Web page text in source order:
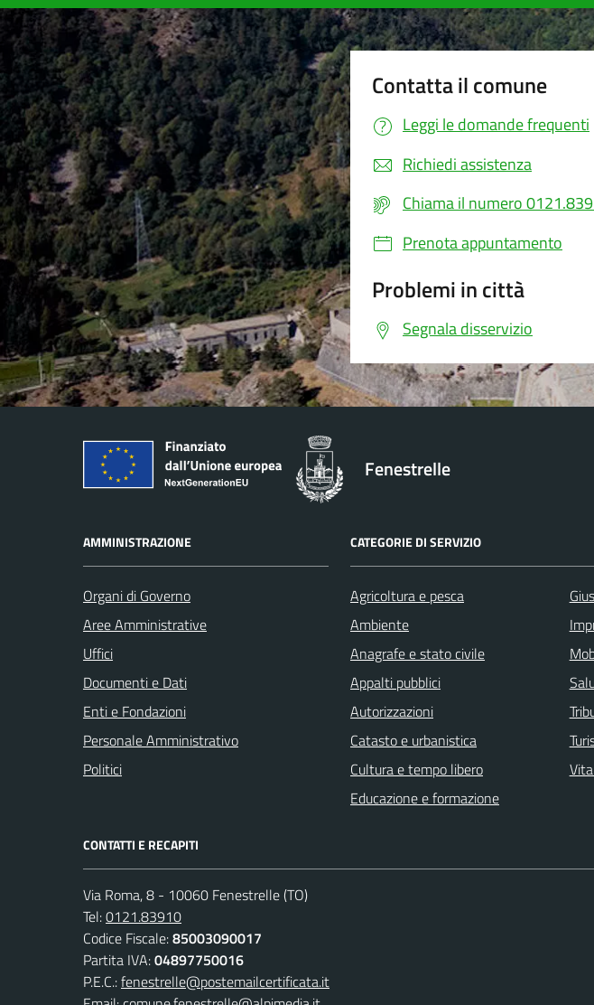
Contatta il comune
Leggi le domande frequenti
Richiedi assistenza
Chiama il numero
Prenota appuntamento
Problemi in città
Segnala disservizio
Fenestrelle
AMMINISTRAZIONE
Organi di Governo
Aree Amministrative
Uffici
Documenti e Dati
Enti e Fondazioni
Personale Amministrativo
Politici
CATEGORIE DI SERVIZIO
Agricoltura e pesca
Ambiente
Anagrafe e stato civile
Appalti pubblici
Autorizzazioni
Catasto e urbanistica
Cultura e tempo libero
Educazione e formazione
CONTATTI E RECAPITI
Via Roma, 8 - 10060 Fenestrelle (TO)
Tel:0121.83910
Codice Fiscale:85003090017
Partita IVA:04897750016
P.E.C.:fenestrelle@postemailcertificata.it